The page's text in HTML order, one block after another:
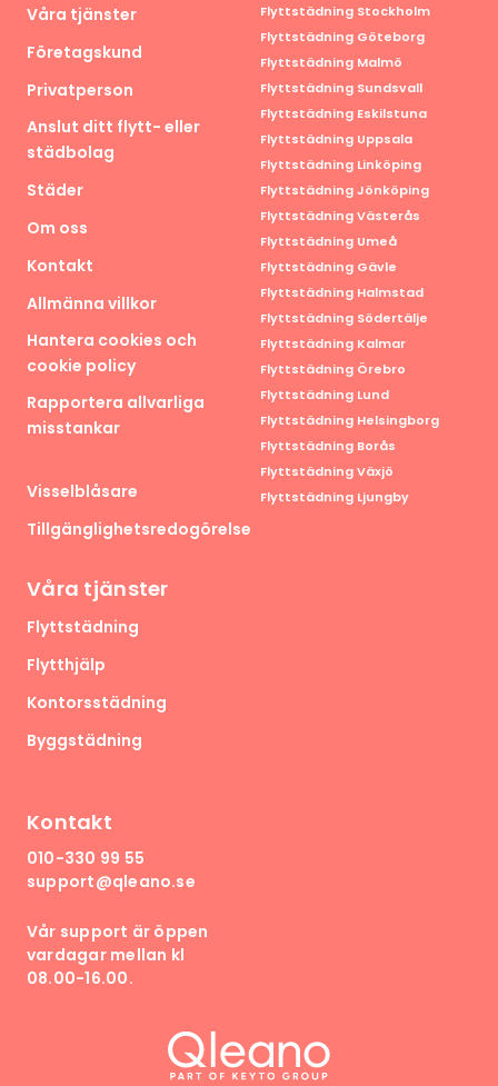
Våra tjänster
Företagskund
Privatperson
Anslut ditt flytt- eller
städbolag
Städer
Om oss
Kontakt
Allmänna villkor
Hantera cookies och
cookie policy
Rapportera allvarliga
misstankar
Visselblåsare
Tillgänglighetsredogörelse
Våra tjänster
Flyttstädning
Flytthjälp
Kontorsstädning
Byggstädning
Flyttstädning Stockholm
Flyttstädning Göteborg
Flyttstädning Malmö
Flyttstädning Sundsvall
Flyttstädning Eskilstuna
Flyttstädning Uppsala
Flyttstädning Linköping
Flyttstädning Jönköping
Flyttstädning Västerås
Flyttstädning Umeå
Flyttstädning Gävle
Flyttstädning Halmstad
Flyttstädning Södertälje
Flyttstädning Kalmar
Flyttstädning Örebro
Flyttstädning Lund
Flyttstädning Helsingborg
Flyttstädning Borås
Flyttstädning Växjö
Flyttstädning Ljungby
Kontakt
010-330 99 55
support@qleano.se
Vår support är öppen
vardagar mellan kl
08.00-16.00.